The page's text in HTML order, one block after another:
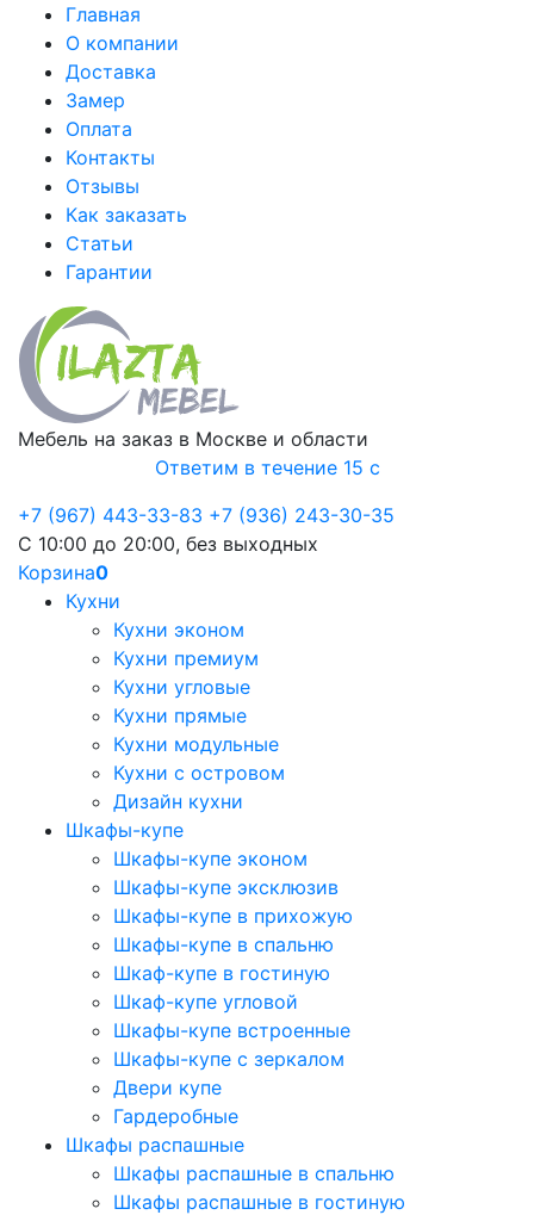
Главная
О компании
Доставка
Замер
Оплата
Контакты
Отзывы
Как заказать
Статьи
Гарантии
Мебель на заказ в Москве и области
Ответим в течение 15 с
+7 (967) 443-33-83 +7 (936) 243-30-35
С 10:00 до 20:00, без выходных
Корзина0
Кухни
Кухни эконом
Кухни премиум
Кухни угловые
Кухни прямые
Кухни модульные
Кухни с островом
Дизайн кухни
Шкафы-купе
Шкафы-купе эконом
Шкафы-купе эксклюзив
Шкафы-купе в прихожую
Шкафы-купе в спальню
Шкаф-купе в гостиную
Шкаф-купе угловой
Шкафы-купе встроенные
Шкафы-купе с зеркалом
Двери купе
Гардеробные
Шкафы распашные
Шкафы распашные в спальню
Шкафы распашные в гостиную